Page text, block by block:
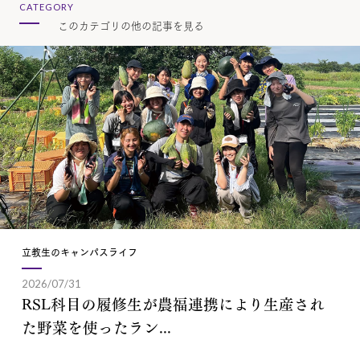
CATEGORY
このカテゴリの他の記事を見る
立教生のキャンパスライフ
2026/07/31
RSL科目の履修生が農福連携により生産され
た野菜を使ったラン...